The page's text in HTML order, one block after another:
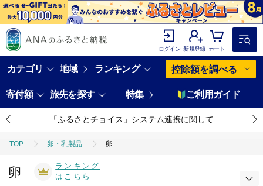
ログイン 新規登録 カート
カテゴリ 地域 ランキング 控除額を調べる
寄付額 旅先を探す 特集 ご利用ガイド
「ふるさとチョイス」システム連携に関して
TOP 卵・乳製品 卵
卵
ランキング
はこちら